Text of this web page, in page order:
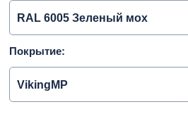
RAL 6005 Зеленый мох
Покрытие:
VikingMP